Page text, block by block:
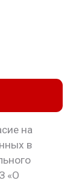
на
в
«О